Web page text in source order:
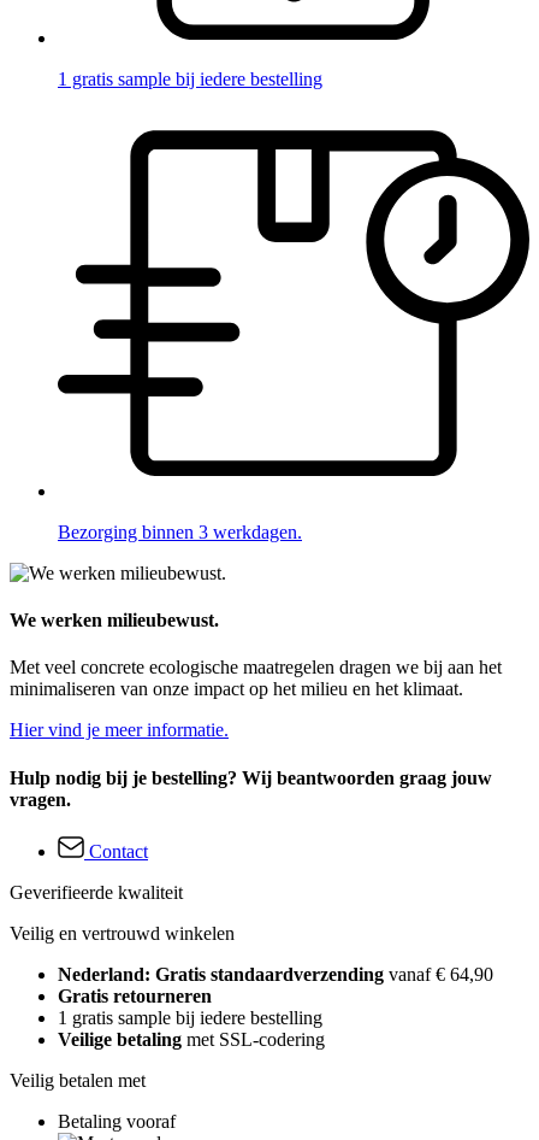
1 gratis sample bij iedere bestelling
Bezorging binnen 3 werkdagen.
We werken milieubewust.
Met veel concrete ecologische maatregelen dragen we bij aan het
minimaliseren van onze impact op het milieu en het klimaat.
Hier vind je meer informatie.
Hulp nodig bij je bestelling? Wij beantwoorden graag jouw
vragen.
Contact
Geverifieerde kwaliteit
Veilig en vertrouwd winkelen
Nederland: Gratis standaardverzending vanaf € 64,90
Gratis retourneren
1 gratis sample bij iedere bestelling
Veilige betaling met SSL-codering
Veilig betalen met
Betaling vooraf